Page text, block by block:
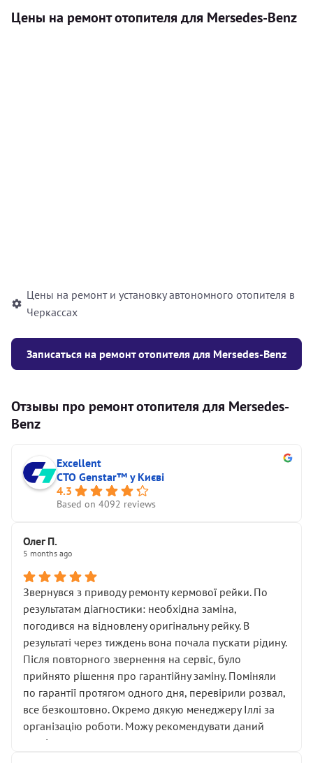
Цены на ремонт отопителя для Mersedes-Benz
Цены на ремонт и установку автономного отопителя в
Черкассах
Записаться на ремонт отопителя для Mersedes-Benz
Отзывы про ремонт отопителя для Mersedes-
Benz
Excellent
СТО Genstar™ у Києві
4.3
Based on 4092 reviews
Олег П.
5 months ago
Звернувся з приводу ремонту кермової рейки. По
результатам діагностики: необхідна заміна,
погодився на відновлену оригінальну рейку. В
результаті через тиждень вона почала пускати рідину.
Після повторного звернення на сервіс, було
прийнято рішення про гарантійну заміну. Поміняли
по гарантії протягом одного дня, перевірили розвал,
все безкоштовно. Окремо дякую менеджеру Іллі за
організацію роботи. Можу рекомендувати даний
сервіс.